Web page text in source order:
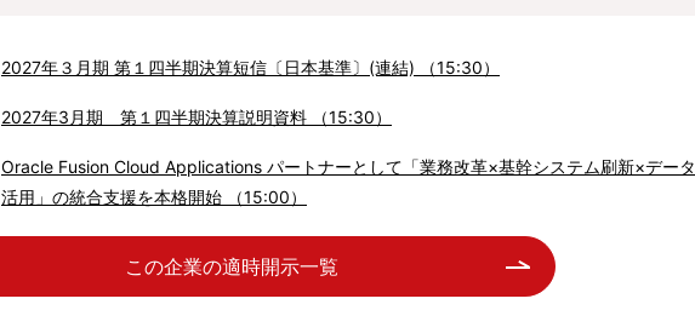
2027年３月期 第１四半期決算短信〔日本基準〕(連結) （15:30）
2027年3月期 第１四半期決算説明資料 （15:30）
Oracle Fusion Cloud Applications パートナーとして「業務改革×基幹システム刷新×データ
活用」の統合支援を本格開始 （15:00）
この企業の適時開示一覧